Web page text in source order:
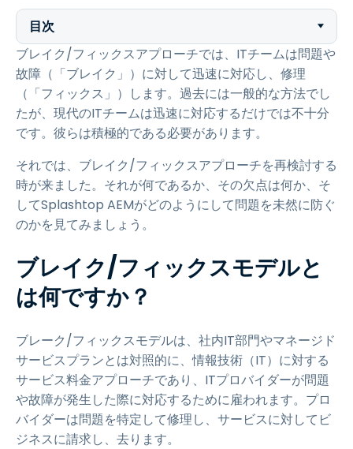
目次
ブレイク/フィックスアプローチでは、ITチームは問題や
故障（「ブレイク」）に対して迅速に対応し、修理
（「フィックス」）します。過去には一般的な方法でし
たが、現代のITチームは迅速に対応するだけでは不十分
です。彼らは積極的である必要があります。
それでは、ブレイク/フィックスアプローチを再検討する
時が来ました。それが何であるか、その欠点は何か、そ
してSplashtop AEMがどのようにして問題を未然に防ぐ
のかを見てみましょう。
ブレイク/フィックスモデルと
は何ですか？
ブレーク/フィックスモデルは、社内IT部門やマネージド
サービスプランとは対照的に、情報技術（IT）に対する
サービス料金アプローチであり、ITプロバイダーが問題
や故障が発生した際に対応するために雇われます。プロ
バイダーは問題を特定して修理し、サービスに対してビ
ジネスに請求し、去ります。